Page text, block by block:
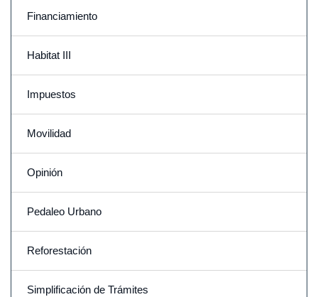
Financiamiento
Habitat III
Impuestos
Movilidad
Opinión
Pedaleo Urbano
Reforestación
Simplificación de Trámites